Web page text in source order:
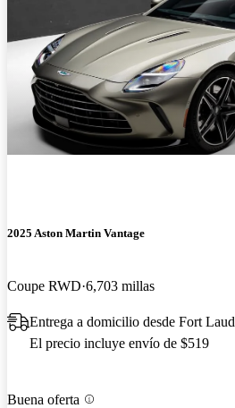
2025 Aston Martin Vantage
Coupe RWD 6,703 millas
Entrega a domicilio desde Fort
El precio incluye envío de $519
Buena oferta